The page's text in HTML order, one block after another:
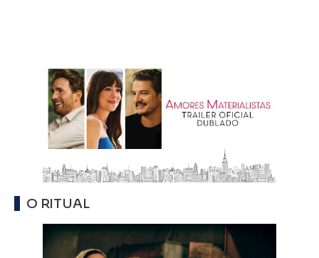
O RITUAL